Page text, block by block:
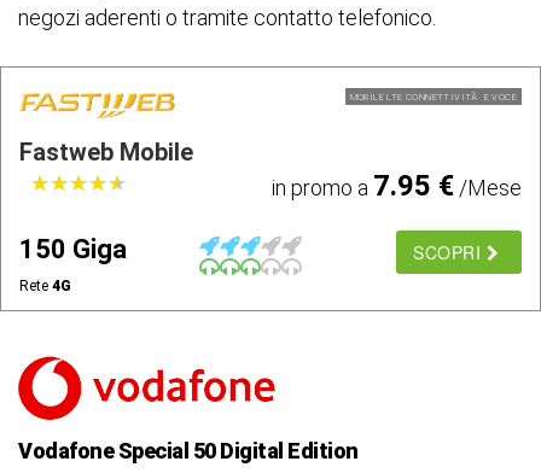
negozi aderenti o tramite contatto telefonico.
MOBILE LTE CONNETTIVITÃ E VOCE
Fastweb Mobile
★★★★★
★★★★★ in promo a 7.95 €/Mese
150 Giga
Rete 4G
SCOPRI
Vodafone Special 50 Digital Edition